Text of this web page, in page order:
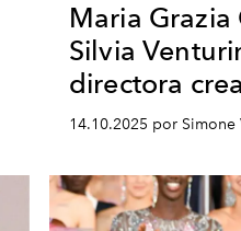
Maria Grazia
Silvia
directora
14.10.2025 por Simone